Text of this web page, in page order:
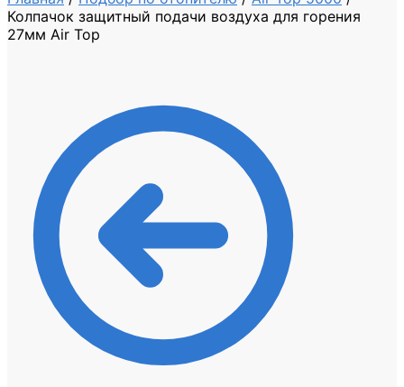
Колпачок защитный подачи воздуха для горения
27мм Air Top